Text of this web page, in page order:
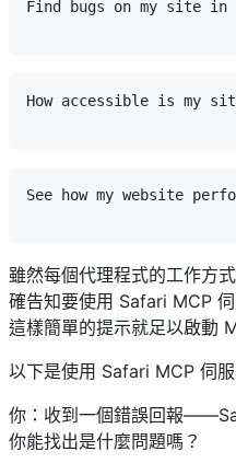
Find bugs on my site in
How accessible is my
See how my website
雖然每個代理程式的工作方
確告知要使用 Safari MCP
這樣簡單的提示就足以啟動
以下是使用 Safari MCP 伺
你：收到一個錯誤回報
你能找出是什麼問題嗎？